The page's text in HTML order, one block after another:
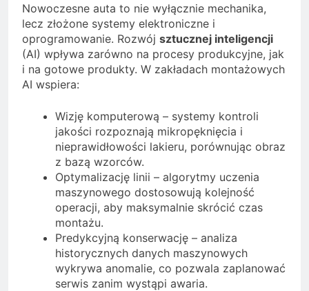
Nowoczesne auta to nie wyłącznie mechanika,
lecz złożone systemy elektroniczne i
oprogramowanie. Rozwój sztucznej inteligencji
(AI) wpływa zarówno na procesy produkcyjne, jak
i na gotowe produkty. W zakładach montażowych
AI wspiera:
Wizję komputerową – systemy kontroli
jakości rozpoznają mikropęknięcia i
nieprawidłowości lakieru, porównując obraz
z bazą wzorców.
Optymalizację linii – algorytmy uczenia
maszynowego dostosowują kolejność
operacji, aby maksymalnie skrócić czas
montażu.
Predykcyjną konserwację – analiza
historycznych danych maszynowych
wykrywa anomalie, co pozwala zaplanować
serwis zanim wystąpi awaria.